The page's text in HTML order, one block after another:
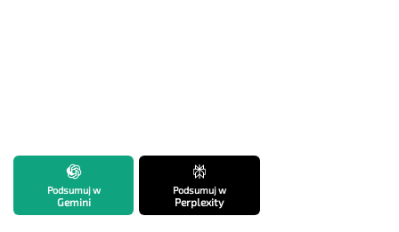
Podsumuj w
Gemini
Podsumuj w
Perplexity